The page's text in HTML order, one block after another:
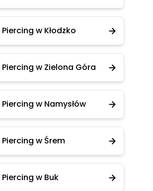
w Kłodzko
w Zielona Góra
w Namysłów
w Śrem
w Buk